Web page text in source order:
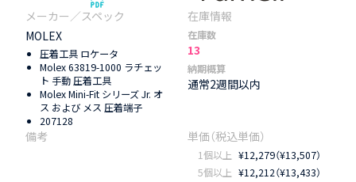
MOLEX
圧着工具 ロケータ
Molex 63819-1000 ラチェッ
ト 手動 圧着工具
Molex Mini-Fit シリーズ Jr. オ
ス および メス 圧着端子
207128
在庫数
13
納期概算
通常2週間以内
1個以上 ¥12,279（¥13,507）
5個以上 ¥12,212（¥13,433）